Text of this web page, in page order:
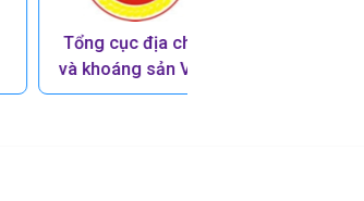
Tổng cục địa chất
và khoáng sản Việt
Nam